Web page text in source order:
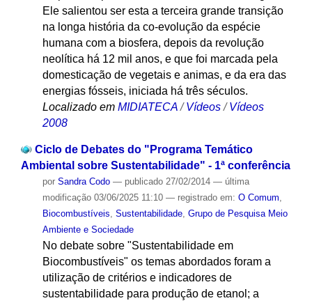
Ele salientou ser esta a terceira grande transição
na longa história da co-evolução da espécie
humana com a biosfera, depois da revolução
neolítica há 12 mil anos, e que foi marcada pela
domesticação de vegetais e animas, e da era das
energias fósseis, iniciada há três séculos.
Localizado em MIDIATECA /Vídeos /Vídeos
2008
Ciclo de Debates do "Programa Temático
Ambiental sobre Sustentabilidade" - 1ª conferência
por Sandra Codo — publicado27/02/2014 — última
modificação03/06/2025 11:10 — registrado em: O Comum,
Biocombustíveis, Sustentabilidade, Grupo de Pesquisa Meio
Ambiente e Sociedade
No debate sobre "Sustentabilidade em
Biocombustíveis" os temas abordados foram a
utilização de critérios e indicadores de
sustentabilidade para produção de etanol; a